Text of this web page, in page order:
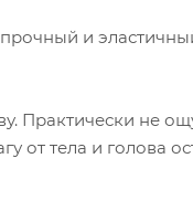
и
Практически не
от тела и голова